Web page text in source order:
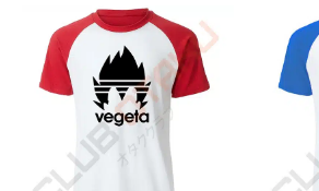
a
plusieurs
variations.
Les
options
être
choisies